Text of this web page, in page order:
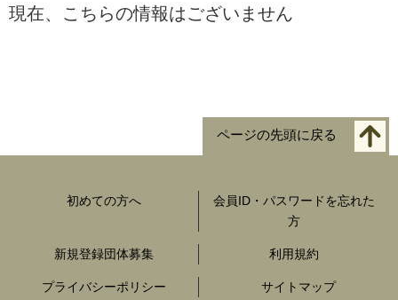
現在、こちらの情報はございません
ページの先頭に戻る
初めての方へ
会員ID・パスワードを忘れた
方
新規登録団体募集 利用規約
プライバシーポリシー サイトマップ